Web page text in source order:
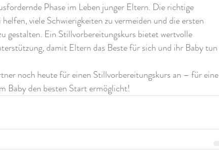
Phase im Leben junger Eltern. Die richtige
viele Schwierigkeiten zu vermeiden und die ersten
gestalten. Ein Stillvorbereitungskurs bietet wertvolle
damit Eltern das Beste für sich und ihr Baby tun
noch heute für einen Stillvorbereitungskurs an – für eine
Baby den besten Start ermöglicht!